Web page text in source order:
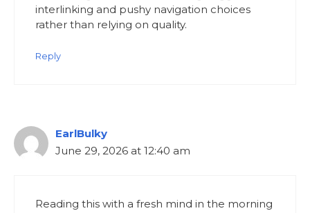
interlinking and pushy navigation choices
rather than relying on quality.
Reply
EarlBulky
June 29, 2026 at 12:40 am
Reading this with a fresh mind in the morning